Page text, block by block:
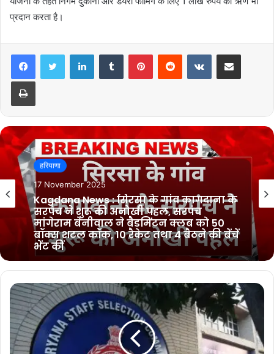
प्रदान करता है।
10 November 2025
Sirsa News : सिरसा के मिठनपुरा गाँव में हुई
अनोखी शादी, श्री हरि सिंह भाम्भू ने अपने बेटे
डॉ. आकाशदीप की बिना दहेज की शादी